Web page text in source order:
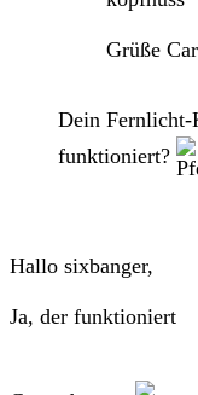
Grüße
Dein Fernlicht-
funktioniert?
Hallo sixbanger,
Ja, der funktioniert